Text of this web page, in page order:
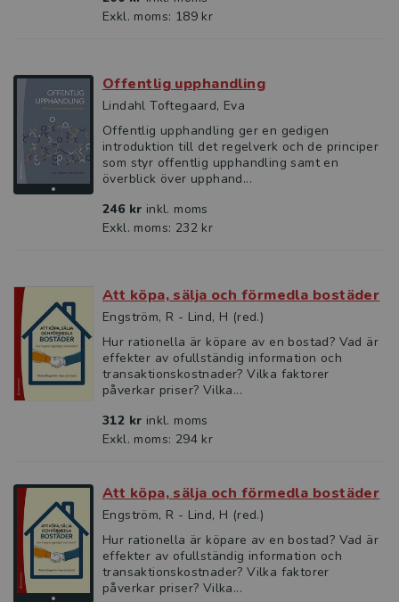
Exkl. moms: 189 kr
Offentlig upphandling
Lindahl Toftegaard, Eva
Offentlig upphandling ger en gedigen
introduktion till det regelverk och de principer
som styr offentlig upphandling samt en
överblick över upphand...
246 kr inkl. moms
Exkl. moms: 232 kr
Att köpa, sälja och förmedla bostäder
Engström, R - Lind, H (red.)
Hur rationella är köpare av en bostad? Vad är
effekter av ofullständig information och
transaktionskostnader? Vilka faktorer
påverkar priser? Vilka...
312 kr inkl. moms
Exkl. moms: 294 kr
Att köpa, sälja och förmedla bostäder
Engström, R - Lind, H (red.)
Hur rationella är köpare av en bostad? Vad är
effekter av ofullständig information och
transaktionskostnader? Vilka faktorer
påverkar priser? Vilka...